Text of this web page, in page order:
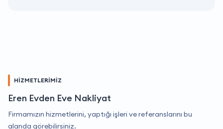
HİZMETLERİMİZ
Eren Evden Eve Nakliyat
Firmamızın hizmetlerini, yaptığı işleri ve referanslarını bu
alanda görebilirsiniz.